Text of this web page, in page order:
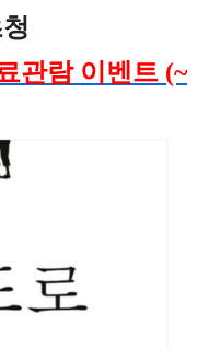
관람 이벤트 (~